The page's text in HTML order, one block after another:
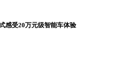
感受20万元级智能车体验